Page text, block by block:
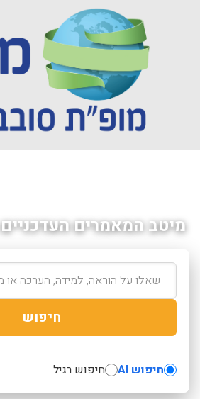
מיטב המאמרים
חיפוש
חיפוש AI חיפוש רגיל